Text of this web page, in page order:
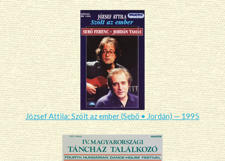
József Attila: Szólt az ember (Sebő • Jordán) — 1995